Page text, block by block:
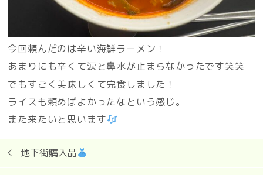
今回頼んだのは辛い海鮮ラーメン！
あまりにも辛くて涙と鼻水が止まらなかったです笑笑
でもすごく美味しくて完食しました！
ライスも頼めばよかったなという感じ。
また来たいと思います
地下街購入品